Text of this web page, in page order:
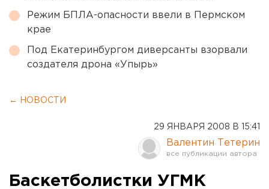
Режим БПЛА-опасности ввели в Пермском
крае
Под Екатеринбургом диверсанты взорвали
создателя дрона «Упырь»
← НОВОСТИ
29 ЯНВАРЯ 2008 В 15:41
Валентин Тетерин
Баскетболистки УГМК